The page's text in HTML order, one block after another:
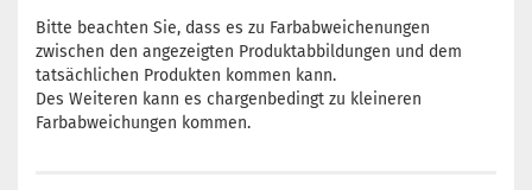
Bitte beachten Sie, dass es zu Farbabweichenungen
zwischen den angezeigten Produktabbildungen und dem
tatsächlichen Produkten kommen kann.
Des Weiteren kann es chargenbedingt zu kleineren
Farbabweichungen kommen.